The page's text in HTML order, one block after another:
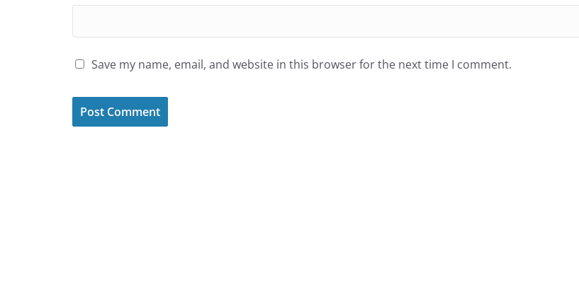
Save my name, email, and website in this browser for the next time I comment.